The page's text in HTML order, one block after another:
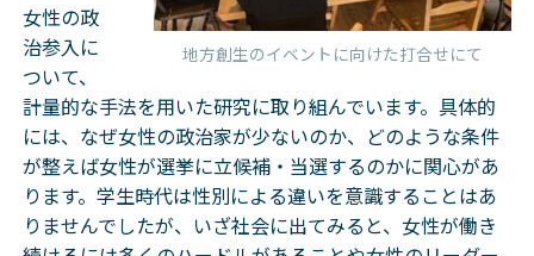
地方創生のイベントに向けた打合せにて
女性の政
治参入に
ついて、
計量的な手法を用いた研究に取り組んでいます。具体的
には、なぜ女性の政治家が少ないのか、どのような条件
が整えば女性が選挙に立候補・当選するのかに関心があ
ります。学生時代は性別による違いを意識することはあ
りませんでしたが、いざ社会に出てみると、女性が働き